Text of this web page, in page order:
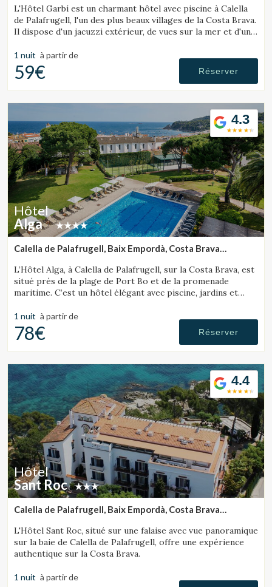
Gérer ma réservation
L'Hôtel Garbí est un charmant hôtel avec piscine à Calella
de Palafrugell, l'un des plus beaux villages de la Costa Brava.
Il dispose d'un jacuzzi extérieur, de vues sur la mer et d'une
1 nuit à partir de
59€ Réserver
4.3
Hôtel
Alga
Calella de Palafrugell, Baix Empordà, Costa Brava
L’Hôtel Alga, à Calella de Palafrugell, sur la Costa Brava, est
situé près de la plage de Port Bo et de la promenade
maritime. C’est un hôtel élégant avec piscine, jardins et
1 nuit à partir de
78€ Réserver
4.4
Hôtel
Sant Roc
Calella de Palafrugell, Baix Empordà, Costa Brava
L'Hôtel Sant Roc, situé sur une falaise avec vue panoramique
sur la baie de Calella de Palafrugell, offre une expérience
authentique sur la Costa Brava.
1 nuit à partir de